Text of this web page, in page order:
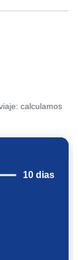
calculamos
10 dias